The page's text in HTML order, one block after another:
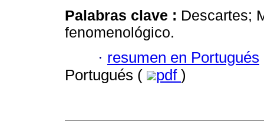
Palabras clave : Descartes;
fenomenológico.
· resumen en Portugués
Portugués (
pdf )